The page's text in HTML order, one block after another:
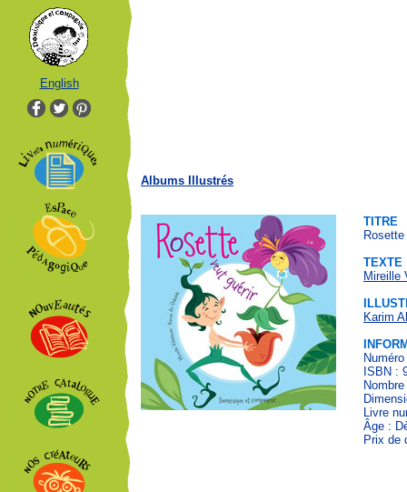
English
Albums Illustrés
TITRE
TEXTE
Mireille
Karim
ISBN :
Livre
Âge :
Prix de